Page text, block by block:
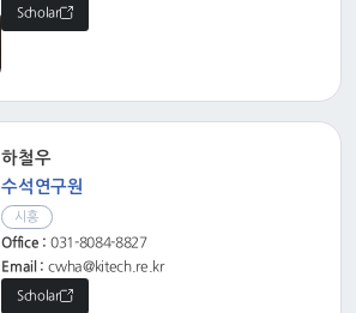
Scholar
하철우
수석연구원
시흥
Office : 031-8084-8827
Email : cwha@kitech.re.kr
Scholar